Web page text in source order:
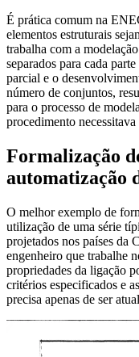
É prática comum na
elementos estruturais
trabalha com a
separados para cada
parcial e o
número de conjuntos,
para o processo de
procedimento
Formalização
automatização
O melhor exemplo de
utilização de uma série
projetados nos países da
engenheiro que trabalhe
propriedades da ligação
critérios especificados e
precisa apenas de ser